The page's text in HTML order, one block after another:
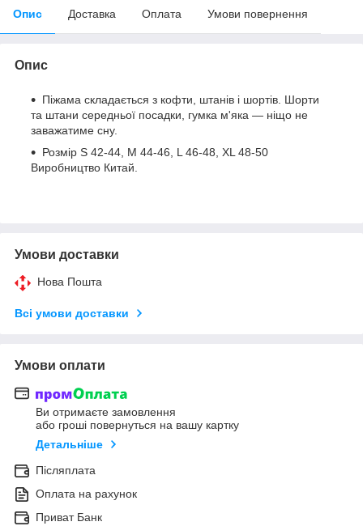
Опис Доставка Оплата Умови повернення
Опис
Піжама складається з кофти, штанів і шортів. Шорти
та штани середньої посадки, гумка м'яка — ніщо не
заважатиме сну.
Розмір S 42-44, M 44-46, L 46-48, XL 48-50
Виробництво Китай.
Умови доставки
Нова Пошта
Всі умови доставки
Умови оплати
Ви отримаєте замовлення
або гроші повернуться на вашу картку
Детальніше
Післяплата
Оплата на рахунок
Приват Банк